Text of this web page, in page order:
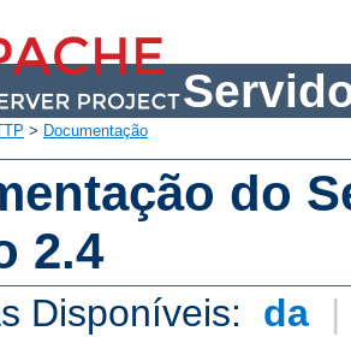
> Documentação
do
2.4
Disponíveis: da |